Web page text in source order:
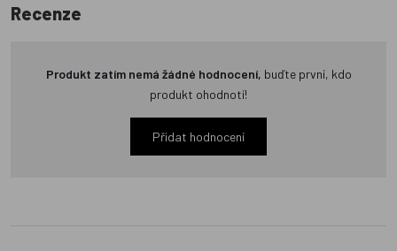
Recenze
Produkt zatím nemá žádné hodnocení, buďte první, kdo
produkt ohodnotí!
Přidat hodnocení